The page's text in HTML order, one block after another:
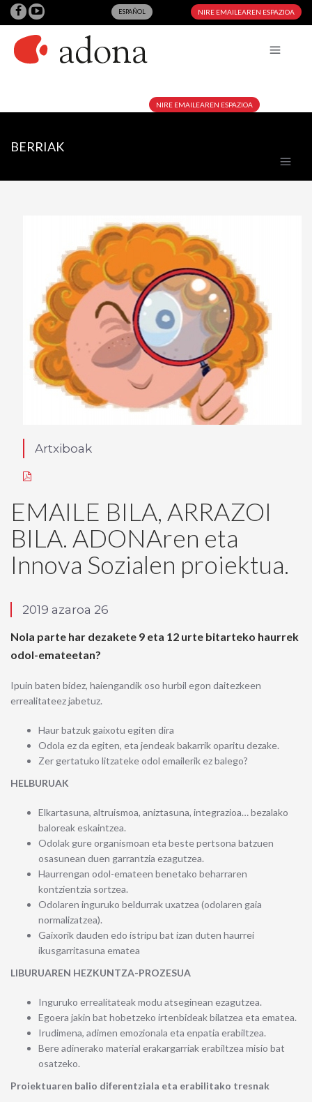
ESPAÑOL NIRE EMAILEAREN ESPAZIOA
NIRE EMAILEAREN ESPAZIOA
BERRIAK
Artxiboak
EMAILE BILA, ARRAZOI
BILA. ADONAren eta
Innova Sozialen proiektua.
2019 azaroa 26
Nola parte har dezakete 9 eta 12 urte bitarteko haurrek
odol-emateetan?
Ipuin baten bidez, haiengandik oso hurbil egon daitezkeen
errealitateez jabetuz.
Haur batzuk gaixotu egiten dira
Odola ez da egiten, eta jendeak bakarrik oparitu dezake.
Zer gertatuko litzateke odol emailerik ez balego?
HELBURUAK
Elkartasuna, altruismoa, aniztasuna, integrazioa… bezalako
baloreak eskaintzea.
Odolak gure organismoan eta beste pertsona batzuen
osasunean duen garrantzia ezagutzea.
Haurrengan odol-emateen benetako beharraren
kontzientzia sortzea.
Odolaren inguruko beldurrak uxatzea (odolaren gaia
normalizatzea).
Gaixorik dauden edo istripu bat izan duten haurrei
ikusgarritasuna ematea
LIBURUAREN HEZKUNTZA-PROZESUA
Inguruko errealitateak modu atseginean ezagutzea.
Egoera jakin bat hobetzeko irtenbideak bilatzea eta ematea.
Irudimena, adimen emozionala eta enpatia erabiltzea.
Bere adinerako material erakargarriak erabiltzea misio bat
osatzeko.
Proiektuaren balio diferentziala eta erabilitako tresnak